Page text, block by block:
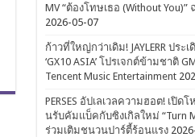
MV “ต้องโทษเธอ (Without
2026-05-07
ก้าวที่ใหญ่กว่าเดิม! JAYLERR ประ
‘GX10 ASIA’ โปรเจกต์ข้ามชาติ
Tencent Music Entertainment
PERSES อัปเลเวลความฮอต! เปิด
นรับคัมแบ็คกับซิงเกิลใหม่ “Turn
ร่วมเติมชนวนปาร์ตี้ร้อนแรง